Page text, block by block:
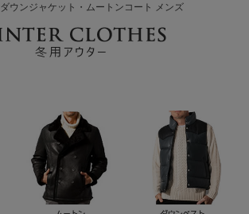
ダウンジャケット・ムートンコート メンズ